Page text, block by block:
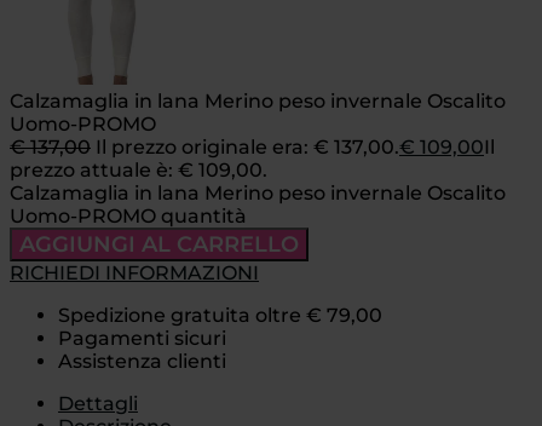
Calzamaglia in lana Merino peso invernale Oscalito
Uomo-PROMO
€137,00 Il prezzo originale era: € 137,00.€ 109,00Il
prezzo attuale è: € 109,00.
Calzamaglia in lana Merino peso invernale Oscalito
Uomo-PROMO quantità
AGGIUNGI AL CARRELLO
RICHIEDI INFORMAZIONI
Spedizione gratuita oltre € 79,00
Pagamenti sicuri
Assistenza clienti
Dettagli